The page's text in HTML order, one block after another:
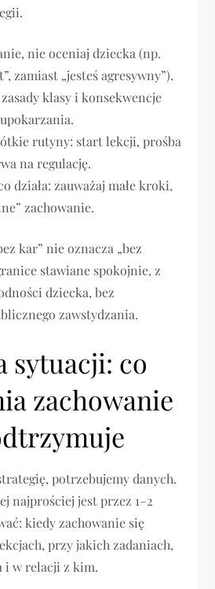
nie oceniaj dziecka (np.
zamiast „jesteś agresywny”).
klasy i konsekwencje
rutyny: start lekcji, prośba
na regulację.
działa: zauważaj małe kroki,
zachowanie.
kar” nie oznacza „bez
stawiane spokojnie, z
dziecka, bez
zawstydzania.
sytuacji: co
zachowanie
potrzebujemy danych.
najprościej jest przez 1–2
kiedy zachowanie się
przy jakich zadaniach,
i w relacji z kim.